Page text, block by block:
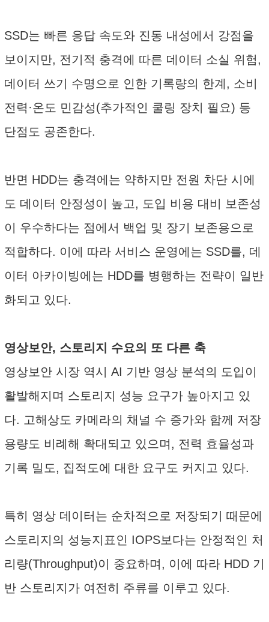
SSD는 빠른 응답 속도와 진동 내성에서 강점을
보이지만, 전기적 충격에 따른 데이터 소실 위험,
데이터 쓰기 수명으로 인한 기록량의 한계, 소비
전력·온도 민감성(추가적인 쿨링 장치 필요) 등
단점도 공존한다.
반면 HDD는 충격에는 약하지만 전원 차단 시에
도 데이터 안정성이 높고, 도입 비용 대비 보존성
이 우수하다는 점에서 백업 및 장기 보존용으로
적합하다. 이에 따라 서비스 운영에는 SSD를, 데
이터 아카이빙에는 HDD를 병행하는 전략이 일반
화되고 있다.
영상보안, 스토리지 수요의 또 다른 축
영상보안 시장 역시 AI 기반 영상 분석의 도입이
활발해지며 스토리지 성능 요구가 높아지고 있
다. 고해상도 카메라의 채널 수 증가와 함께 저장
용량도 비례해 확대되고 있으며, 전력 효율성과
기록 밀도, 집적도에 대한 요구도 커지고 있다.
특히 영상 데이터는 순차적으로 저장되기 때문에
스토리지의 성능지표인 IOPS보다는 안정적인 처
리량(Throughput)이 중요하며, 이에 따라 HDD 기
반 스토리지가 여전히 주류를 이루고 있다.